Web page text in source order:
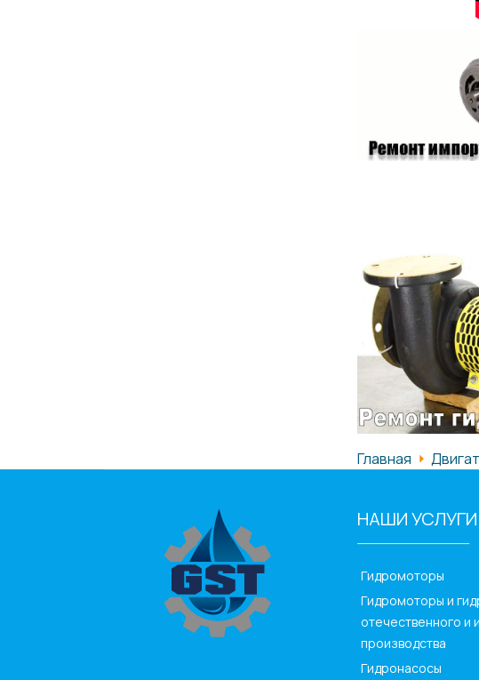
Главная
НАШИ УСЛУГИ
Гидромоторы
Гидромоторы и
отечественного и
производства
Гидронасосы